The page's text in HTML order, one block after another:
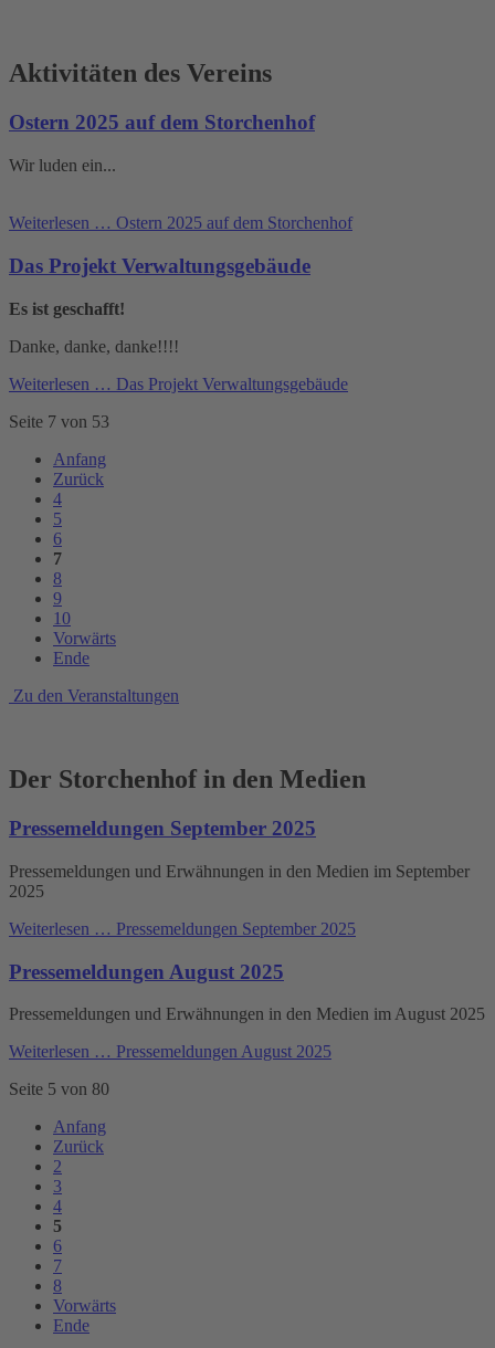
Aktivitäten des Vereins
Ostern 2025 auf dem Storchenhof
Wir luden ein...
Weiterlesen … Ostern 2025 auf dem Storchenhof
Das Projekt Verwaltungsgebäude
Es ist geschafft!
Danke, danke, danke!!!!
Weiterlesen … Das Projekt Verwaltungsgebäude
Seite 7 von 53
Anfang
Zurück
4
5
6
7
8
9
10
Vorwärts
Ende
Zu den Veranstaltungen
Der Storchenhof in den Medien
Pressemeldungen September 2025
Pressemeldungen und Erwähnungen in den Medien im September
2025
Weiterlesen … Pressemeldungen September 2025
Pressemeldungen August 2025
Pressemeldungen und Erwähnungen in den Medien im August 2025
Weiterlesen … Pressemeldungen August 2025
Seite 5 von 80
Anfang
Zurück
2
3
4
5
6
7
8
Vorwärts
Ende